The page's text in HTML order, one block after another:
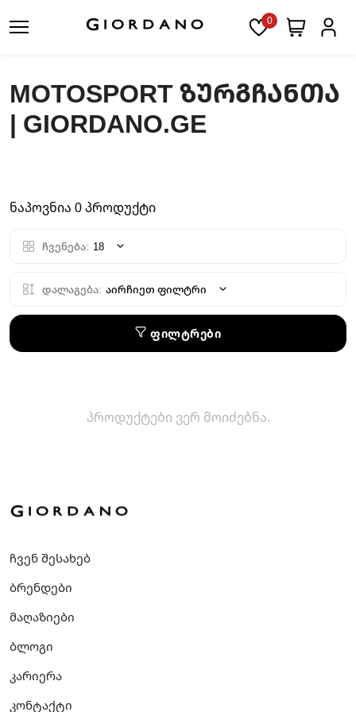
0
MOTOSPORT ᲖᲣᲠᲒᲩᲐᲜᲗᲐ
| GIORDANO.GE
ნაპოვნია 0 პროდუქტი
ჩვენება: 18
დალაგება: აირჩიეთ ფილტრი
ფილტრები
პროდუქტები ვერ მოიძებნა.
ჩვენ შესახებ
ბრენდები
მაღაზიები
ბლოგი
კარიერა
კონტაქტი